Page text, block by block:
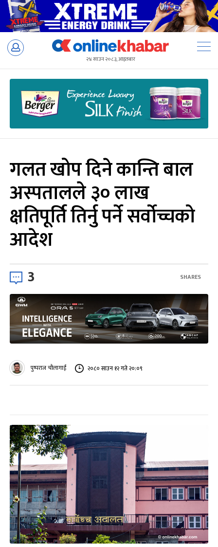
Skip
२४ साउन २०८३, आइतबार
गलत खोप दिने कान्ति बाल
अस्पतालले ३० लाख
क्षतिपूर्ति तिर्नु पर्ने सर्वोच्चको
आदेश
3 SHARES
पुष्पराज चौलागाईं २०८० साउन १२ गते २०:०९